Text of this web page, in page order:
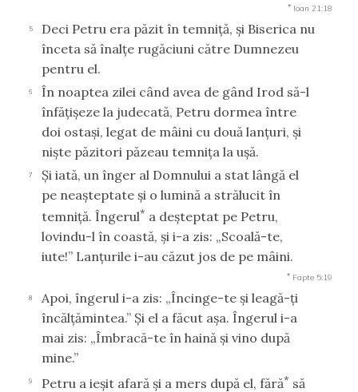
* Ioan 21:18
5
Deci Petru era păzit în temniţă, şi Biserica nu
înceta să înalţe rugăciuni către Dumnezeu
pentru el.
6
În noaptea zilei când avea de gând Irod să-l
înfăţişeze la judecată, Petru dormea între
doi ostaşi, legat de mâini cu două lanţuri, şi
nişte păzitori păzeau temniţa la uşă.
7
Şi iată, un înger al Domnului a stat lângă el
pe neaşteptate şi o lumină a strălucit în
temniţă. Îngerul* a deşteptat pe Petru,
lovindu-l în coastă, şi i-a zis: „Scoală-te,
iute!” Lanţurile i-au căzut jos de pe mâini.
* Fapte 5:19
8
Apoi, îngerul i-a zis: „Încinge-te şi leagă-ţi
încălţămintea.” Şi el a făcut aşa. Îngerul i-a
mai zis: „Îmbracă-te în haină şi vino după
mine.”
9 Petru a ieşit afară şi a mers după el, fără* să